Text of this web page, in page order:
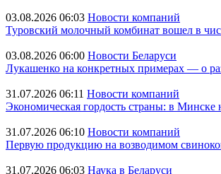
03.08.2026 06:03 Новости компаний
Туровский молочный комбинат вошел в
03.08.2026 06:00 Новости Беларуси
Лукашенко на конкретных примерах — о
31.07.2026 06:11 Новости компаний
Экономическая гордость страны: в Минске
31.07.2026 06:10 Новости компаний
Первую продукцию на возводимом
31.07.2026 06:03 Наука в Беларуси